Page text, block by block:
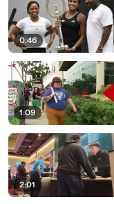
0:46
1:09
2:01